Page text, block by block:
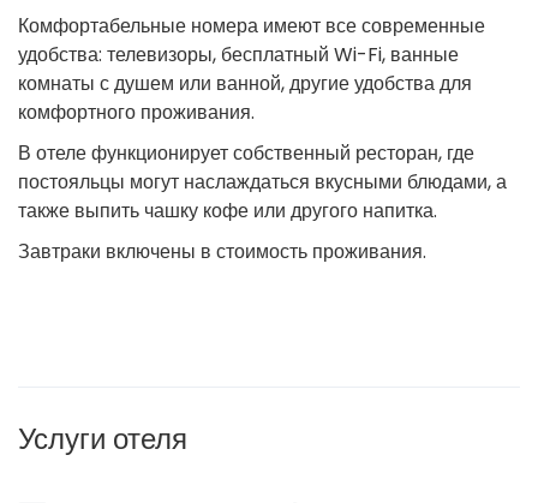
Комфортабельные номера имеют все современные
удобства: телевизоры, бесплатный Wi-Fi, ванные
комнаты с душем или ванной, другие удобства для
комфортного проживания.
В отеле функционирует собственный ресторан, где
постояльцы могут наслаждаться вкусными блюдами, а
также выпить чашку кофе или другого напитка.
Завтраки включены в стоимость проживания.
Услуги отеля